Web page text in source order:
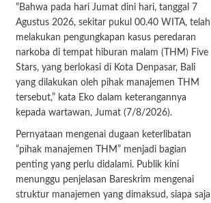
“Bahwa pada hari Jumat dini hari, tanggal 7
Agustus 2026, sekitar pukul 00.40 WITA, telah
melakukan pengungkapan kasus peredaran
narkoba di tempat hiburan malam (THM) Five
Stars, yang berlokasi di Kota Denpasar, Bali
yang dilakukan oleh pihak manajemen THM
tersebut,” kata Eko dalam keterangannya
kepada wartawan, Jumat (7/8/2026).
Pernyataan mengenai dugaan keterlibatan
“pihak manajemen THM” menjadi bagian
penting yang perlu didalami. Publik kini
menunggu penjelasan Bareskrim mengenai
struktur manajemen yang dimaksud, siapa saja